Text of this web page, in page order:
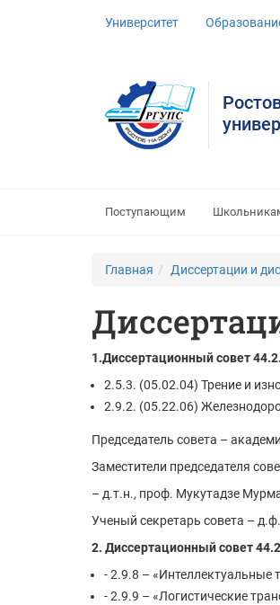
Университет
Поступающим
Главная Диссертации и
1.Диссертационный совет
2.5.3. (05.02.04) Трение и
2.9.2. (05.22.06)
Председатель совета –
Заместители председателя
– д.т.н., проф. Мукутадзе
Ученый секретарь совета –
2. Диссертационный совет
- 2.9.8 – «Интеллектуальные
- 2.9.9 – «Логистические